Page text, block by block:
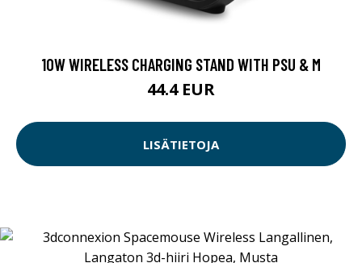
10W WIRELESS CHARGING STAND WITH PSU & M
44.4 EUR
LISÄTIETOJA